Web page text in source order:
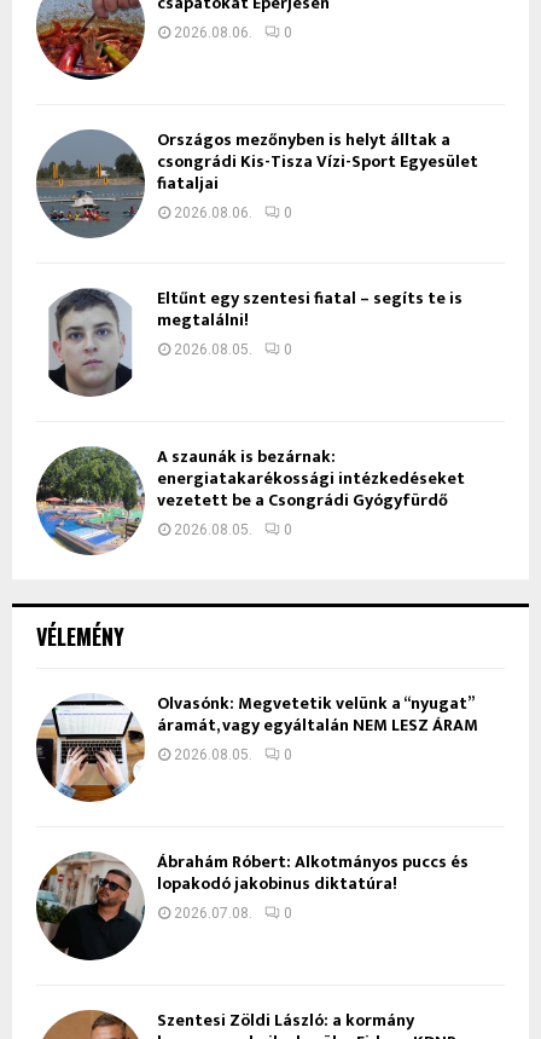
VÉLEMÉNY
Olvasónk: Megvetetik velünk a “nyugat”
áramát, vagy egyáltalán NEM LESZ ÁRAM
2026.08.05. 0
Ábrahám Róbert: Alkotmányos puccs és
lopakodó jakobinus diktatúra!
2026.07.08. 0
Szentesi Zöldi László: a kormány
2026.08.06. 0
Országos mezőnyben is helyt álltak a
csongrádi Kis-Tisza Vízi-Sport Egyesület
fiataljai
2026.08.06. 0
Eltűnt egy szentesi fiatal – segíts te is
megtalálni!
2026.08.05. 0
A szaunák is bezárnak:
energiatakarékossági intézkedéseket
vezetett be a Csongrádi Gyógyfürdő
2026.08.05. 0